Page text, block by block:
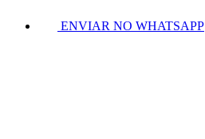
ENVIAR NO WHATSAPP